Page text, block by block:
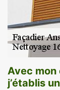
Avec mon
j’établis